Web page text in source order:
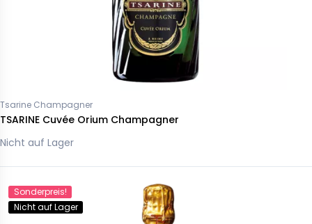
Tsarine Champagner
TSARINE Cuvée Orium Champagner
Nicht auf Lager
Sonderpreis!
Nicht auf Lager